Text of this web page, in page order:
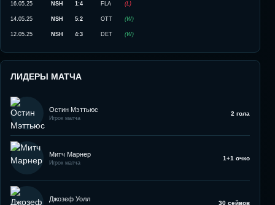
16.05.25 NSH 1:4 FLA (L)
14.05.25 NSH 5:2 OTT (W)
12.05.25 NSH 4:3 DET (W)
ЛИДЕРЫ МАТЧА
Остин Мэттьюс
Игрок матча
2 гола
Митч Марнер
Игрок матча
1+1 очко
Джозеф Уолл
30 сейвов